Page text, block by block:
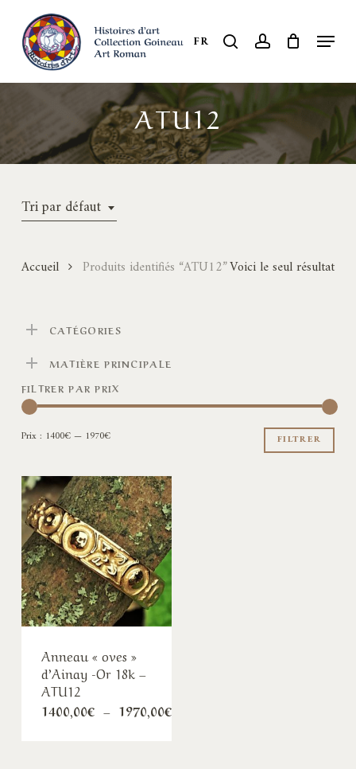
main
content
FR search account Menu
ATU12
Tri par défaut
Voici le seul résultat
Accueil Produits identifiés “ATU12”
CATÉGORIES
MATIÈRE PRINCIPALE
FILTRER PAR PRIX
FILTRER
Prix : 1400€— 1970€
Anneau « oves »
d’Ainay -Or 18k –
ATU12
1400,00€ – 1970,00€Plage
de
Close